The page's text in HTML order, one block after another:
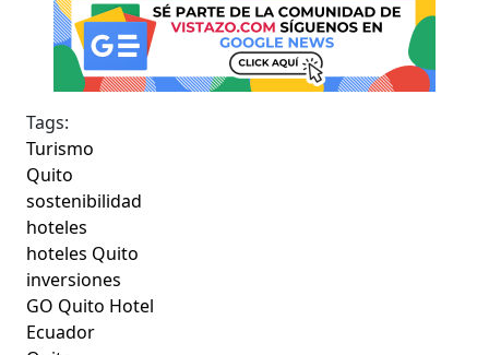
Tags:
Turismo
Quito
sostenibilidad
hoteles
hoteles Quito
inversiones
GO Quito Hotel
Ecuador